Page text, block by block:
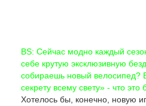
BS: Сейчас модно каждый
себе крутую эксклюзивную
собираешь новый велосипед?
секрету всему свету» - что это
Хотелось бы, конечно, новую